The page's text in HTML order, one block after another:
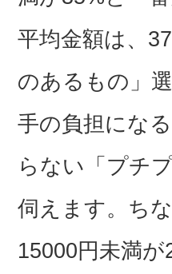
平均金額は、
のあるもの」
手の負担にな
らない「プチ
伺えます。ち
15000円未満